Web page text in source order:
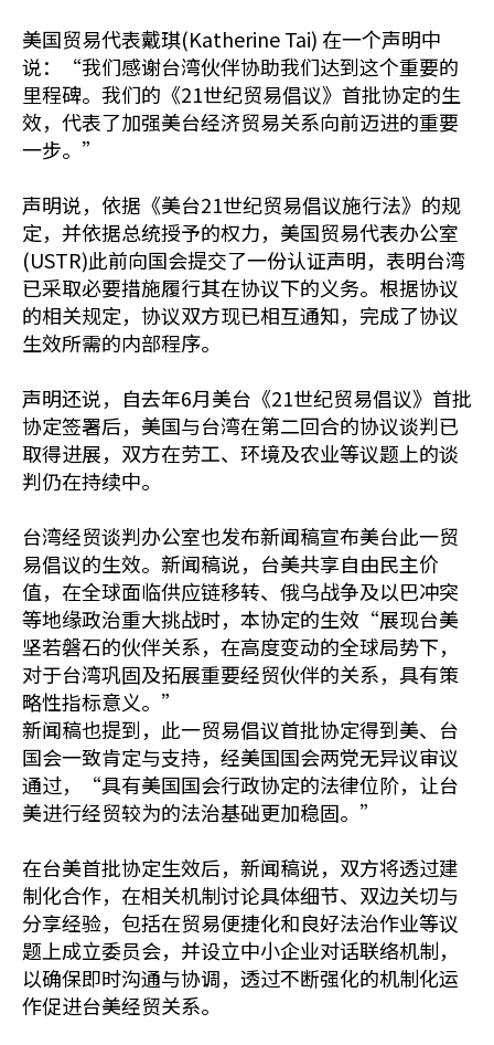
美国贸易代表戴琪(Katherine Tai) 在一个声明中
说：“我们感谢台湾伙伴协助我们达到这个重要的
里程碑。我们的《21世纪贸易倡议》首批协定的生
效，代表了加强美台经济贸易关系向前迈进的重要
一步。”
声明说，依据《美台21世纪贸易倡议施行法》的规
定，并依据总统授予的权力，美国贸易代表办公室
(USTR)此前向国会提交了一份认证声明，表明台湾
已采取必要措施履行其在协议下的义务。根据协议
的相关规定，协议双方现已相互通知，完成了协议
生效所需的内部程序。
声明还说，自去年6月美台《21世纪贸易倡议》首批
协定签署后，美国与台湾在第二回合的协议谈判已
取得进展，双方在劳工、环境及农业等议题上的谈
判仍在持续中。
台湾经贸谈判办公室也发布新闻稿宣布美台此一贸
易倡议的生效。新闻稿说，台美共享自由民主价
值，在全球面临供应链移转、俄乌战争及以巴冲突
等地缘政治重大挑战时，本协定的生效“展现台美
坚若磐石的伙伴关系，在高度变动的全球局势下，
对于台湾巩固及拓展重要经贸伙伴的关系，具有策
略性指标意义。”
新闻稿也提到，此一贸易倡议首批协定得到美、台
国会一致肯定与支持，经美国国会两党无异议审议
通过，“具有美国国会行政协定的法律位阶，让台
美进行经贸较为的法治基础更加稳固。”
在台美首批协定生效后，新闻稿说，双方将透过建
制化合作，在相关机制讨论具体细节、双边关切与
分享经验，包括在贸易便捷化和良好法治作业等议
题上成立委员会，并设立中小企业对话联络机制，
以确保即时沟通与协调，透过不断强化的机制化运
作促进台美经贸关系。